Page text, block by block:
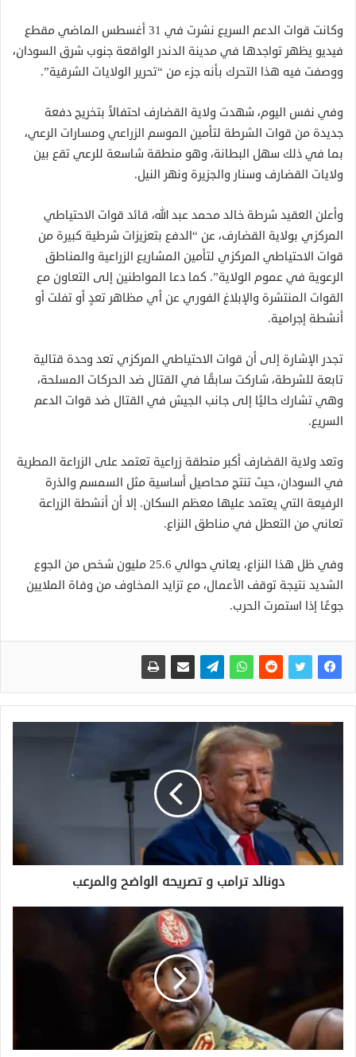
وكانت قوات الدعم السريع نشرت في 31 أغسطس الماضي مقطع
فيديو يظهر تواجدها في مدينة الدندر الواقعة جنوب شرق السودان،
ووصفت فيه هذا التحرك بأنه جزء من “تحرير الولايات الشرقية”.
وفي نفس اليوم، شهدت ولاية القضارف احتفالاً بتخريج دفعة
جديدة من قوات الشرطة لتأمين الموسم الزراعي ومسارات الرعي،
بما في ذلك سهل البطانة، وهو منطقة شاسعة للرعي تقع بين
ولايات القضارف وسنار والجزيرة ونهر النيل.
وأعلن العقيد شرطة خالد محمد عبد الله، قائد قوات الاحتياطي
المركزي بولاية القضارف، عن “الدفع بتعزيزات شرطية كبيرة من
قوات الاحتياطي المركزي لتأمين المشاريع الزراعية والمناطق
الرعوية في عموم الولاية”. كما دعا المواطنين إلى التعاون مع
القوات المنتشرة والإبلاغ الفوري عن أي مظاهر تعدٍ أو تفلت أو
أنشطة إجرامية.
تجدر الإشارة إلى أن قوات الاحتياطي المركزي تعد وحدة قتالية
تابعة للشرطة، شاركت سابقًا في القتال ضد الحركات المسلحة،
وهي تشارك حاليًا إلى جانب الجيش في القتال ضد قوات الدعم
السريع.
وتعد ولاية القضارف أكبر منطقة زراعية تعتمد على الزراعة المطرية
في السودان، حيث تنتج محاصيل أساسية مثل السمسم والذرة
الرفيعة التي يعتمد عليها معظم السكان. إلا أن أنشطة الزراعة
تعاني من التعطل في مناطق النزاع.
وفي ظل هذا النزاع، يعاني حوالي 25.6 مليون شخص من الجوع
الشديد نتيجة توقف الأعمال، مع تزايد المخاوف من وفاة الملايين
جوعًا إذا استمرت الحرب.
دونالد ترامب و تصريحه الواضح والمرعب